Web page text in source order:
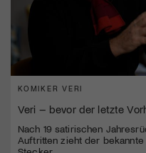
KOMIKER VERI
Veri – bevor der letzte
Nach 19 satirischen
Auftritten zieht der